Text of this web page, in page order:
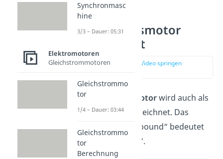
Doppelschlussmotor
einfach erklärt
zur Stelle im Video springen
Doppelschlussmotorwird auch als
Kompoundmotor
bezeichnet. Das
englische Wort „compound“ bedeutet
übersetzt „Mischung“.
Synchronmasc
hine
3/3 – Dauer: 05:31
Elektromotoren
Gleichstrommotoren
Gleichstrommo
tor
1/4 – Dauer: 03:44
Gleichstrommo
tor
Berechnung